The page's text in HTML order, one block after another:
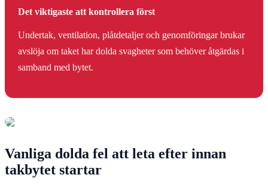
Det viktigaste att kontrollera först
Undertak, ventilation, plåtdetaljer och genomföringar brukar
avslöja om taket har dolda svagheter som behöver åtgärdas i
samband med bytet.
Vanliga dolda fel att leta efter innan
takbytet startar